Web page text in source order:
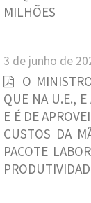
MILHÕES
3 de junho de
O
QUE NA U.E.,
E É DE
CUSTOS DA
PACOTE